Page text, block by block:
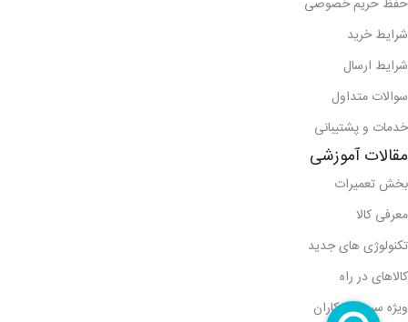
شرایط خرید
شرایط ارسال
سوالات متداول
خدمات و پشتیبانی
مقالات آموزشی
بخش تعمیرات
معرفی کالا
تکنولوژی های جدید
کالاهای در راه
ویژه سرویس کاران